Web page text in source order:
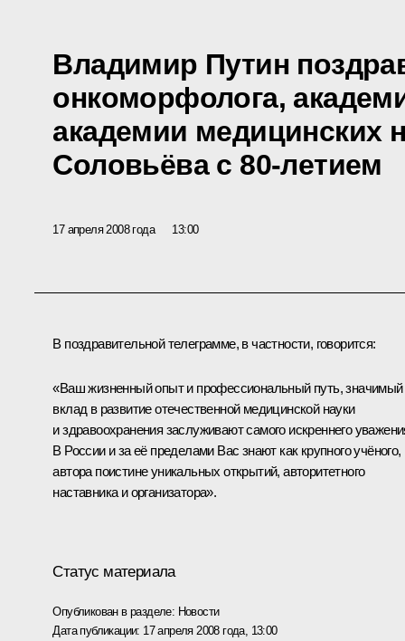
Владимир Путин
онкоморфолога,
академии медицинских
Соловьёва с 80-летием
17 апреля 2008 года 13:00
В поздравительной телеграмме, в частности, говорится:
«Ваш жизненный опыт и профессиональный путь, значимый
вклад в развитие отечественной медицинской науки
и здравоохранения заслуживают самого искреннего
В России и за её пределами Вас знают как крупного учёного,
автора поистине уникальных открытий, авторитетного
наставника и организатора».
Статус материала
Опубликован в разделе: Новости
Дата публикации: 17 апреля 2008 года, 13:00